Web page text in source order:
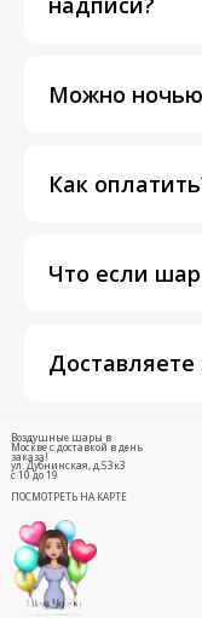
Можно
Как
Что если
ул. Дубнинская, д.53к3
с 10 до 19
ПОСМОТРЕТЬ НА КАРТЕ
Воздушные шары в
Москве с доставкой в день
заказа!